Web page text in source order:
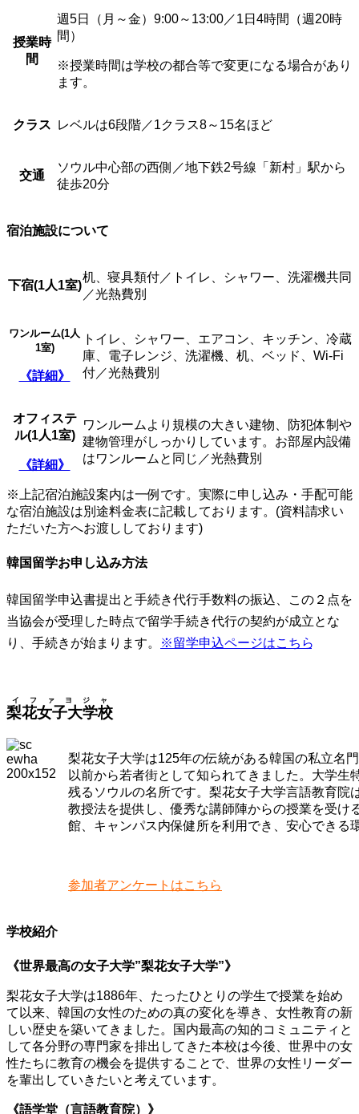
授業時
間
週5日（月～金）9:00～ 13:00／1日4時間（週20時
間）
※授業時間は学校の都合等で変更になる場合があり
ます。
クラス レベルは6段階／1クラス8～15名ほど
交通
ソウル中心部の西側／地下鉄2号線「新村」駅から
徒歩20分
宿泊施設について
下宿(1人1室)
机、寝具類付／トイレ、シャワー、洗濯機共同
／光熱費別
ワンルーム(1人
1室)
《詳細》
トイレ、シャワー、エアコン、キッチン、冷蔵
庫、電子レンジ、洗濯機、机、ベッド、Wi-Fi
付／光熱費別
オフィステ
ル(1人1室)
《詳細》
ワンルームより規模の大きい建物、防犯体制や
建物管理がしっかりしています。お部屋内設備
はワンルームと同じ／光熱費別
※上記宿泊施設案内は一例です。実際に申し込み・手配可能
な宿泊施設は別途料金表に記載しております。(資料請求い
ただいた方へお渡ししております)
韓国留学お申し込み方法
韓国留学申込書提出と手続き代行手数料の振込、この２点を
当協会が受理した時点で留学手続き代行の契約が成立とな
り、手続きが始まります。
※留学申込ページはこちら
梨花女子大学校
イファヨジャ
梨花女子大学は125年の伝統がある韓国の私立名
以前から若者街として知られてきました。大学生
残るソウルの名所です。梨花女子大学言語教育院
教授法を提供し、優秀な講師陣からの授業を受け
館、キャンパス内保健所を利用でき、安心できる
参加者アンケートはこちら
学校紹介
《世界最高の女子大学”梨花女子大学”》
梨花女子大学は1886年、たったひとりの学生で授業を始め
て以来、韓国の女性のための真の変化を導き、女性教育の新
しい歴史を築いてきました。国内最高の知的コミュニティと
して各分野の専門家を排出してきた本校は今後、世界中の女
性たちに教育の機会を提供することで、世界の女性リーダー
を輩出していきたいと考えています。
《語学堂（言語教育院）》